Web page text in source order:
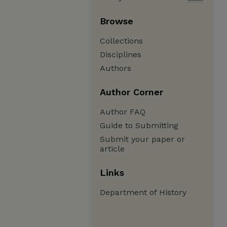
Browse
Collections
Disciplines
Authors
Author Corner
Author FAQ
Guide to Submitting
Submit your paper or
article
Links
Department of History